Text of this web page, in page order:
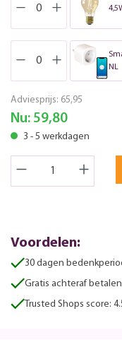
NL
Adviesprijs: 65,95
Nu: 59,80
3 - 5 werkdagen
Voordelen:
30 dagen
Gratis achteraf betalen
Trusted Shops score: